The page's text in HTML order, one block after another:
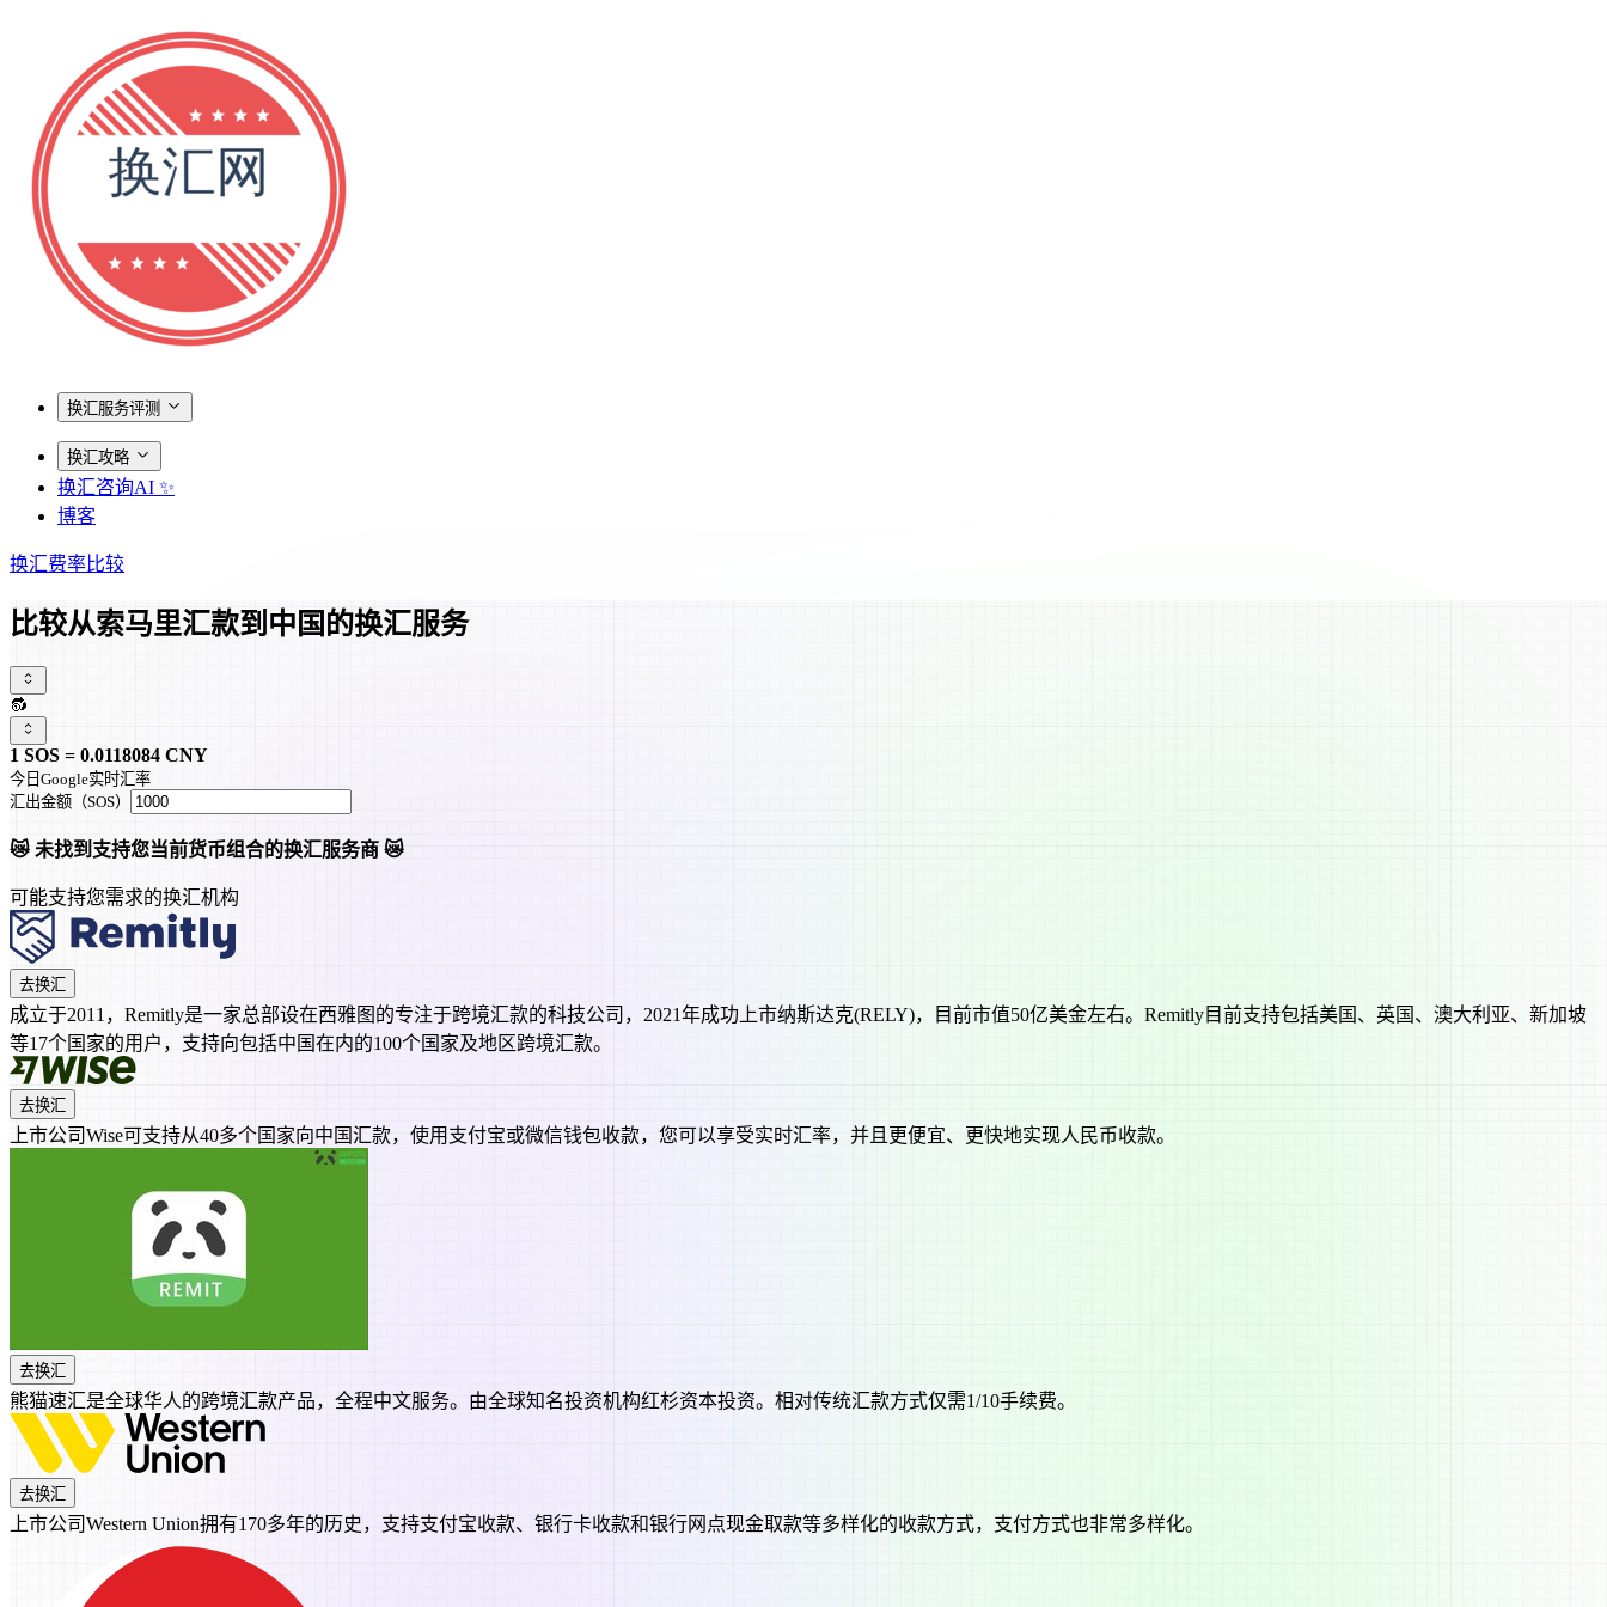
换汇服务评测
换汇攻略
换汇咨询AI ✨
博客
换汇费率比较
比较从索马里汇款到中国的换汇服务
🔂
1 SOS = 0.0118084 CNY
今日Google实时汇率
汇出金额 （SOS）
😿 未找到支持您当前货币组合的换汇服务商 😿
可能支持您需求的换汇机构
去换汇
成立于2011，Remitly是一家总部设在西雅图的专注于跨境汇款的科技公司，2021年成功上市纳斯达克(RELY)，目前市值50亿美金左右。Remitly目前支持包括美国、英国、澳大利亚、新加坡
等17个国家的用户，支持向包括中国在内的100个国家及地区跨境汇款。
去换汇
上市公司Wise可支持从40多个国家向中国汇款，使用支付宝或微信钱包收款，您可以享受实时汇率，并且更便宜、更快地实现人民币收款。
去换汇
熊猫速汇是全球华人的跨境汇款产品，全程中文服务。由全球知名投资机构红杉资本投资。相对传统汇款方式仅需1/10手续费。
去换汇
上市公司Western Union拥有170多年的历史，支持支付宝收款、银行卡收款和银行网点现金取款等多样化的收款方式，支付方式也非常多样化。